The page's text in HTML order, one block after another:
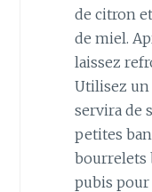
de citron
de miel.
laissez
Utilisez un
servira de
petites
bourrelets
pubis pour